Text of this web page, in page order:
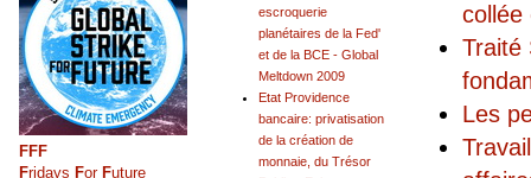
collée
Traité
Les
escroquerie
planétaires de la Fed'
et de la BCE - Global
Meltdown 2009
Etat Providence
bancaire: privatisation
de la création de
monnaie, du Trésor
FFF
Fridays For Future